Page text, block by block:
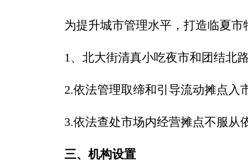
为提升城市管理水平，打造临夏
1、北大街清真小吃夜市和团结北
2.依法管理取缔和引导流动摊点入
3.依法查处市场内经营摊点不服从
三、机构设置